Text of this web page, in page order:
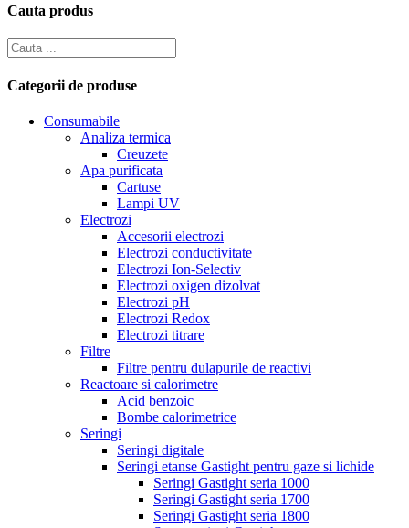
Cauta produs
Categorii de produse
Consumabile
Analiza termica
Creuzete
Apa purificata
Cartuse
Lampi UV
Electrozi
Accesorii electrozi
Electrozi conductivitate
Electrozi Ion-Selectiv
Electrozi oxigen dizolvat
Electrozi pH
Electrozi Redox
Electrozi titrare
Filtre
Filtre pentru dulapurile de reactivi
Reactoare si calorimetre
Acid benzoic
Bombe calorimetrice
Seringi
Seringi digitale
Seringi etanse Gastight pentru gaze si lichide
Seringi Gastight seria 1000
Seringi Gastight seria 1700
Seringi Gastight seria 1800